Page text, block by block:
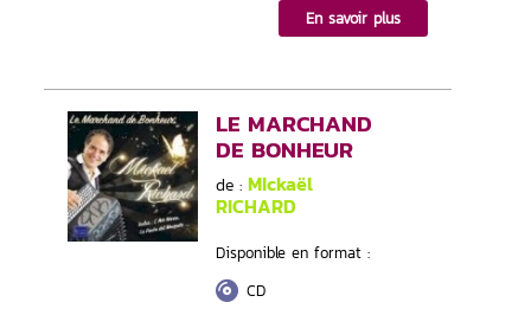
En savoir plus
LE MARCHAND
DE BONHEUR
de : MIckaël
RICHARD
Disponible en format :
CD